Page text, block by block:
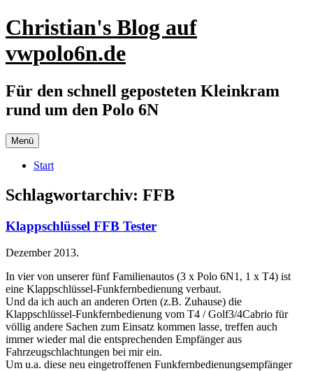
Zum
Inhalt
Christian's Blog auf
vwpolo6n.de
Für den schnell geposteten Kleinkram
rund um den Polo 6N
Menü
Start
Schlagwortarchiv: FFB
Klappschlüssel FFB Tester
Dezember 2013.
In vier von unserer fünf Familienautos (3 x Polo 6N1, 1 x T4) ist
eine Klappschlüssel-Funkfernbedienung verbaut.
Und da ich auch an anderen Orten (z.B. Zuhause) die
Klappschlüssel-Funkfernbedienung vom T4 / Golf3/4Cabrio für
völlig andere Sachen zum Einsatz kommen lasse, treffen auch
immer wieder mal die entsprechenden Empfänger aus
Fahrzeugschlachtungen bei mir ein.
Um u.a. diese neu eingetroffenen Funkfernbedienungsempfänger